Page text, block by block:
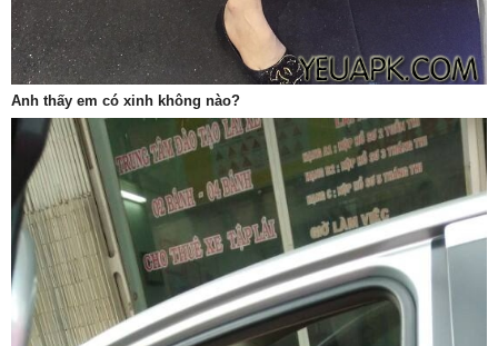
Anh thấy em có xinh không nào?